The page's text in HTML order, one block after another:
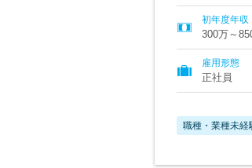
初年度年収
300万～
雇用形態
正社員
職種・業種未経